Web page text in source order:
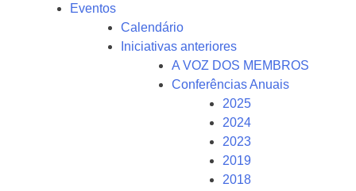
Eventos
Calendário
Iniciativas anteriores
A VOZ DOS MEMBROS
Conferências Anuais
2025
2024
2023
2019
2018